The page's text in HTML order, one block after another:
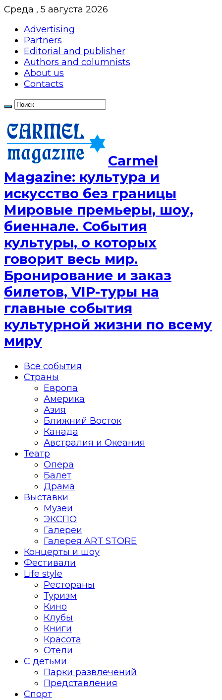
Среда , 5 августа 2026
Advertising
Partners
Editorial and publisher
Authors and columnists
About us
Contacts
Сarmel
Magazine: культура и
искусство без границы
Мировые премьеры, шоу,
биеннале. События
культуры, о которых
говорит весь мир.
Бронирование и заказ
билетов, VIP-туры на
главные события
культурной жизни по всему
миру
Все события
Страны
Европа
Америка
Азия
Ближний Восток
Канада
Австралия и Океания
Театр
Опера
Балет
Драма
Выставки
Музеи
ЭКСПО
Галереи
Галерея ART STORE
Концерты и шоу
Фестивали
Life style
Рестораны
Туризм
Кино
Клубы
Книги
Красота
Отели
С детьми
Парки развлечений
Представления
Спорт